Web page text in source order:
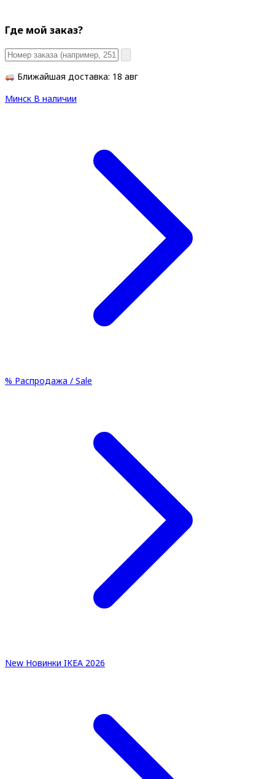
Где мой заказ?
Ближайшая доставка: 18 авг
Минск В наличии
% Распродажа / Sale
New Новинки IKEA 2026